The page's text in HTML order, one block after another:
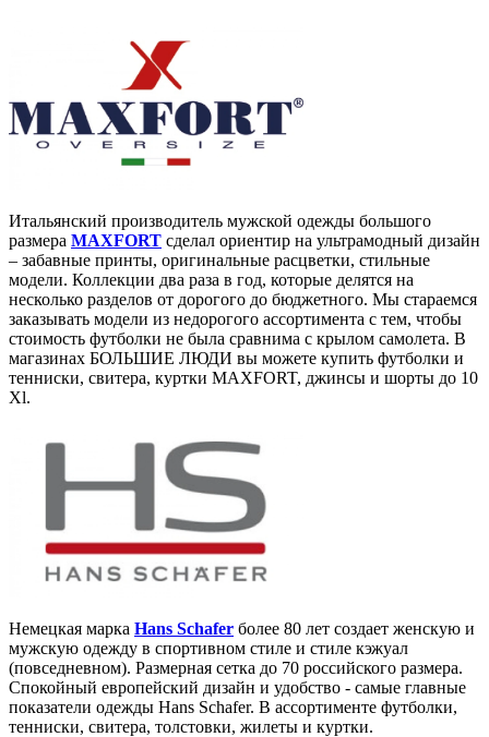
Итальянский производитель мужской одежды большого
размера MAXFORT сделал ориентир на ультрамодный дизайн
– забавные принты, оригинальные расцветки, стильные
модели. Коллекции два раза в год, которые делятся на
несколько разделов от дорогого до бюджетного. Мы стараемся
заказывать модели из недорогого ассортимента с тем, чтобы
стоимость футболки не была сравнима с крылом самолета. В
магазинах БОЛЬШИЕ ЛЮДИ вы можете купить футболки и
тенниски, свитера, куртки MAXFORT, джинсы и шорты до 10
Xl.
Немецкая марка Hans Schafer более 80 лет создает женскую и
мужскую одежду в спортивном стиле и стиле кэжуал
(повседневном). Размерная сетка до 70 российского размера.
Спокойный европейский дизайн и удобство - самые главные
показатели одежды Hans Schafer. В ассортименте футболки,
тенниски, свитера, толстовки, жилеты и куртки.